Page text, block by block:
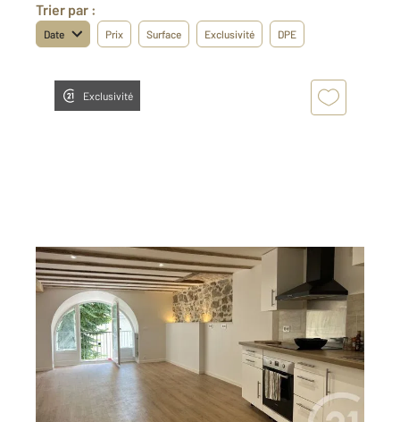
Trier par :
Date Prix Surface Exclusivité DPE
Exclusivité
ANNONAY 07
54 m2, 2 pièces
Ref : 5291
Appartement T2 à louer
495 €
par mois charges comprises